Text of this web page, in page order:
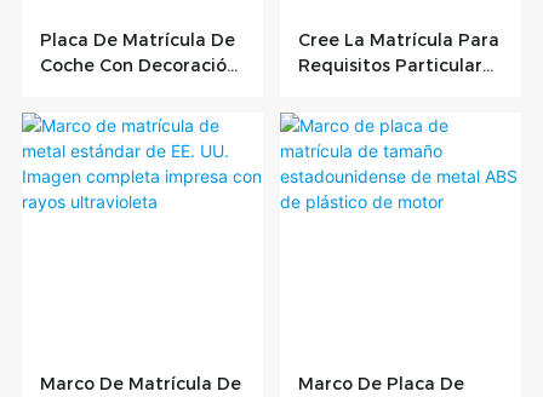
Placa De Matrícula De
Coche Con Decoración
Logotipo Elevado De
Diseño Personalizado
Cree La Matrícula Para
Requisitos Particulares
Coche Del Metal Del
Tamaño De Los E.E.U.U.
Para El Recuerdo
Marco De Matrícula De
Marco De Placa De